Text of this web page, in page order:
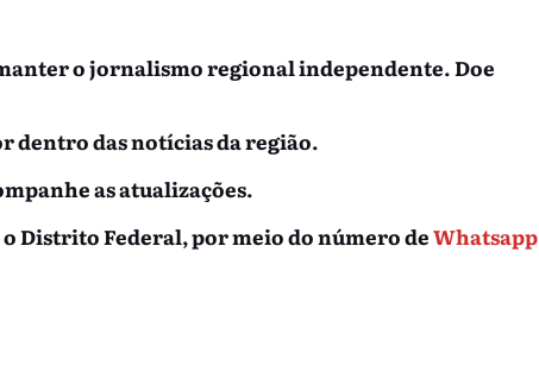
o jornalismo regional independente. Doe
dentro das notícias da região.
as atualizações.
Distrito Federal, por meio do número deWhatsapp